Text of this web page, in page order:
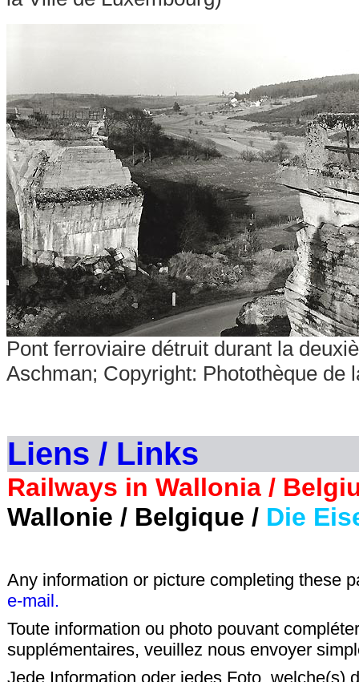
Pont ferroviaire détruit durant la
Aschman; Copyright: Photothèque de
Liens / Links
Railways in Wallonia /
Wallonie / Belgique / Die
Any information or picture completing these
e-mail.
Toute information ou photo pouvant
supplémentaires, veuillez nous envoyer
Jede Information oder jedes Foto, welche(s)